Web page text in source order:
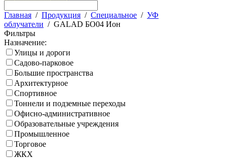
Главная / Продукция / Специальное / УФ
облучатели / GALAD БО04 Ион
Фильтры
Назначение:
Улицы и дороги
Садово-парковое
Большие пространства
Архитектурное
Спортивное
Тоннели и подземные переходы
Офисно-административное
Образовательные учреждения
Промышленное
Торговое
ЖКХ